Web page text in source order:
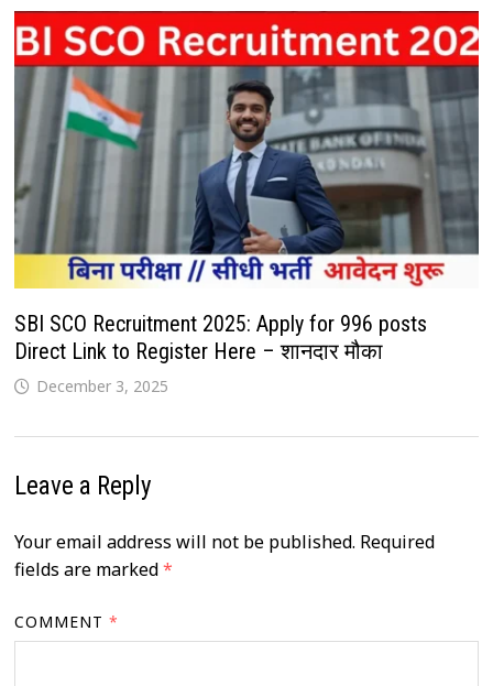
SBI SCO Recruitment 2025: Apply for 996 posts
Direct Link to Register Here – शानदार मौका
December 3, 2025
Leave a Reply
Your email address will not be published. Required
fields are marked*
COMMENT*